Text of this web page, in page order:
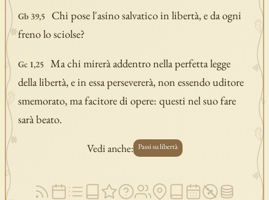
Gb 39,5
Chi pose l'asino salvatico in libertà, e da ogni
freno lo sciolse?
Gc 1,25
Ma chi mirerà addentro nella perfetta legge
della libertà, e in essa persevererà, non essendo uditore
smemorato, ma facitore di opere: questi nel suo fare
sarà beato.
Vedi anche: Passi su libertà